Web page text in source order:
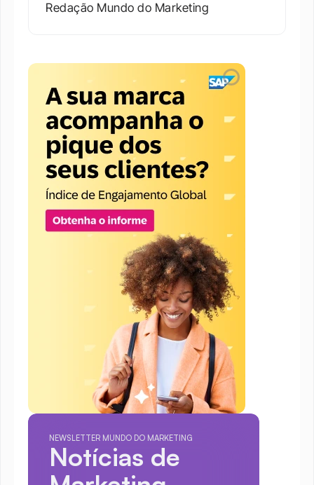
Redação Mundo do Marketing
NEWSLETTER MUNDO DO MARKETING
Notícias de